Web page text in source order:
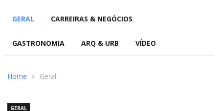
GERAL CARREIRAS & NEGÓCIOS
GASTRONOMIA ARQ & URB VÍDEO
Home Geral
GERAL